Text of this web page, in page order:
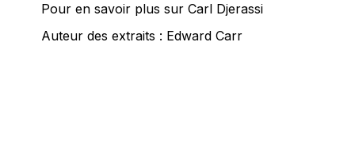
Pour en savoir plus sur Carl Djerassi
Auteur des extraits : Edward Carr